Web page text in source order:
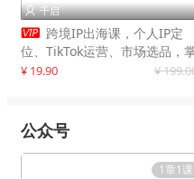
 千启
 跨境IP出海课，个人IP定
位、TikTok运营、市场选品，
握核心闭环，实现月入1万美金
¥ 19.90 ¥
公众号
1章1课